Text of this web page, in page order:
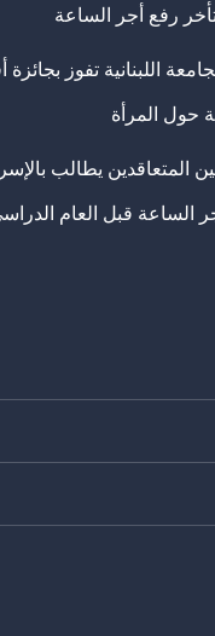
رفع أجر الساعة
اللبنانية تفوز
حول المرأة
المتعاقدين يطالب
الساعة قبل العام